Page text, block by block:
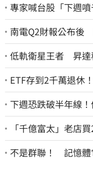
專家喊台股「下週
南電Q2財報公布後
低軌衛星王者 昇達
ETF存到2千萬退休
下週恐跌破半年線
「千億富太」老店
愛 笑回：我自己做
不是群聯！ 記憶體